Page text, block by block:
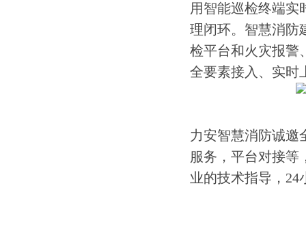
用智能巡检终端实
理闭环。智慧消防
检平台和火灾报警
全要素接入、实时
力安智慧消防诚邀
服务，平台对接等
业的技术指导，24